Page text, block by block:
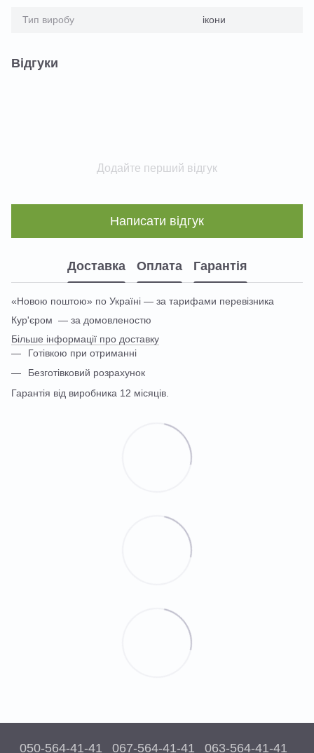
Тип виробу ікони
Відгуки
Додайте перший відгук
Написати відгук
Доставка Оплата Гарантія
«Новою поштою» по Україні — за тарифами перевізника
Кур'єром — за домовленостю
Більше інформації про доставку
Готівкою при отриманні
Безготівковий розрахунок
Гарантія від виробника 12 місяців.
050-564-41-41 067-564-41-41 063-564-41-41